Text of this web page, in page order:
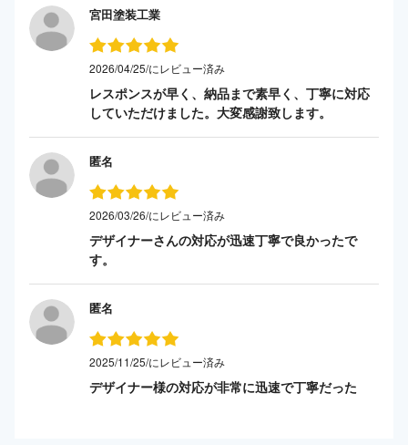
宮田塗装工業
2026/04/25/にレビュー済み
レスポンスが早く、納品まで素早く、丁寧に対応
していただけました。大変感謝致します。
匿名
2026/03/26/にレビュー済み
デザイナーさんの対応が迅速丁寧で良かったで
す。
匿名
2025/11/25/にレビュー済み
デザイナー様の対応が非常に迅速で丁寧だった